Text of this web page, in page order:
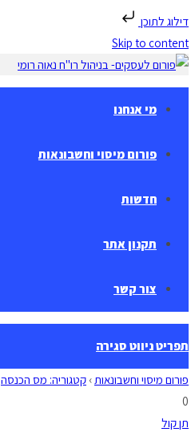
דילוג לתוכן
Skip to content
מי אנחנו
פורום מיסוי וחשבונאות
חדשות
תקנון אתר
צור קשר
תפריט ניווט סגירה
פורום מיסוי וחשבונאות› קטגוריה: מס הכנסה
0
תן קול